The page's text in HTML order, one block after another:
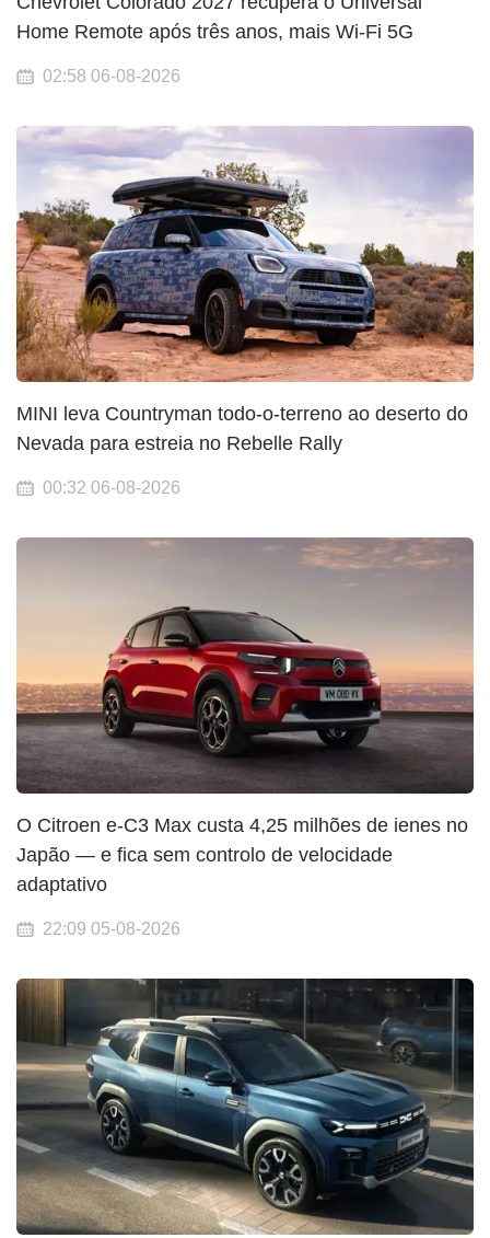
Home Remote após três anos, mais Wi-Fi 5G
02:58 06-08-2026
MINI leva Countryman todo-o-terreno ao deserto do
Nevada para estreia no Rebelle Rally
00:32 06-08-2026
O Citroen e-C3 Max custa 4,25 milhões de ienes no
Japão — e fica sem controlo de velocidade
adaptativo
22:09 05-08-2026